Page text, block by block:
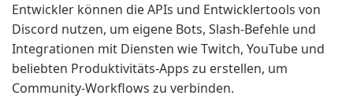
Entwickler können die APIs und Entwicklertools von
Discord nutzen, um eigene Bots, Slash-Befehle und
Integrationen mit Diensten wie Twitch, YouTube und
beliebten Produktivitäts-Apps zu erstellen, um
Community-Workflows zu verbinden.